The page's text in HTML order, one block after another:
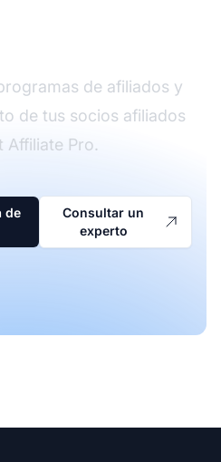
de afiliados y
de tus socios afiliados
Affiliate Pro.
de
Consultar un
experto